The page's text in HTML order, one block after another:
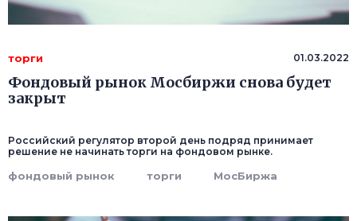
торги 01.03.2022
Фондовый рынок Мосбиржи снова будет
закрыт
Российский регулятор второй день подряд принимает
решение не начинать торги на фондовом рынке.
фондовый рынок торги МосБиржа